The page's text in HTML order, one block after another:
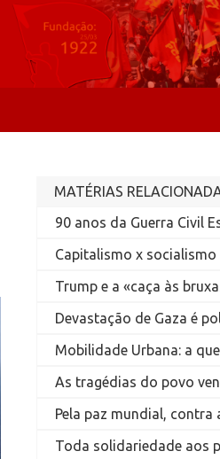
MATÉRIAS
90 anos da Guerra Civil
Capitalismo x socialismo
Trump e a «caça às
Devastação de Gaza é
Mobilidade Urbana: a
As tragédias do povo
Pela paz mundial, contra
Toda solidariedade aos